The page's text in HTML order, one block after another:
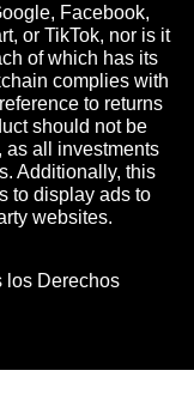
Facebook,
or TikTok, nor is it
of which has its
complies with
to returns
should not be
as all investments
Additionally, this
to display ads to
websites.
los Derechos